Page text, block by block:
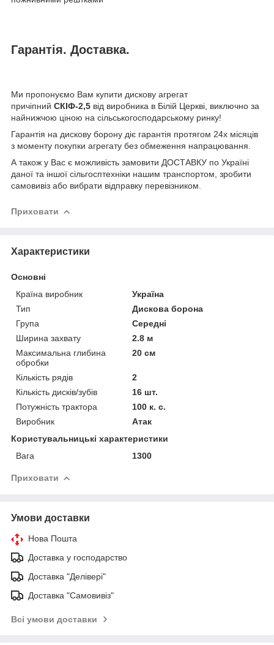
Гарантія. Доставка.
Ми пропонуємо Вам купити дискову агрегат
причіпний СКІФ-2,5 від виробника в Білій Церкві, виключно за
найнижчою ціною на сільськогосподарському ринку!
Гарантія на дискову борону діє гарантія протягом 24х місяців
з моменту покупки агрегату без обмеження напрацювання.
А також у Вас є можливість замовити ДОСТАВКУ по Україні
даної та іншої сільгосптехніки нашим транспортом, зробити
самовивіз або вибрати відправку перевізником.
Приховати
Характеристики
Основні
Країна виробник
Україна
Тип
Дискова борона
Група
Середні
Ширина захвату
2.8 м
Максимальна глибина
обробки
20 см
Кількість рядів
2
Кількість дисків/зубів
16 шт.
Потужність трактора
100 к. с.
Виробник
Атак
Користувальницькі характеристики
Вага
1300
Приховати
Умови доставки
Нова Пошта
Доставка у господарство
Доставка "Делівері"
Доставка "Самовивіз"
Всі умови доставки